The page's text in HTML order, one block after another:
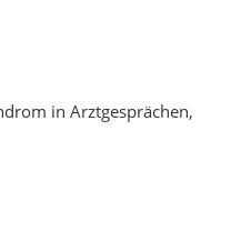
in Arztgesprächen,